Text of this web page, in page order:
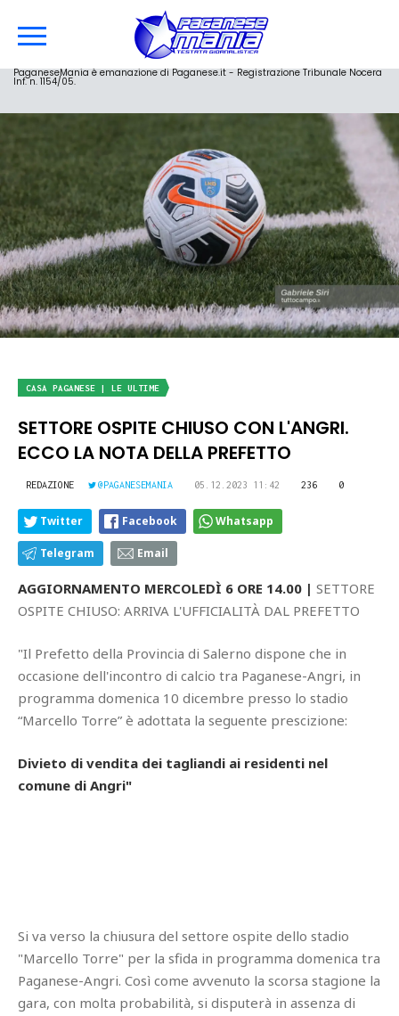
PaganeseMania è emanazione di Paganese.it - Registrazione Tribunale Nocera
Inf. n. 1154/05.
CASA PAGANESE | LE ULTIME
SETTORE OSPITE CHIUSO CON L'ANGRI.
ECCO LA NOTA DELLA PREFETTO
REDAZIONE @PAGANESEMANIA 05.12.2023 11:42 236 0
Twitter Facebook Whatsapp
Telegram Email
AGGIORNAMENTO MERCOLEDÌ 6 ORE 14.00 | SETTORE
OSPITE CHIUSO: ARRIVA L'UFFICIALITÀ DAL PREFETTO
"Il Prefetto della Provincia di Salerno dispone che in
occasione dell'incontro di calcio tra Paganese-Angri, in
programma domenica 10 dicembre presso lo stadio
“Marcello Torre” è adottata la seguente prescizione:
Divieto di vendita dei tagliandi ai residenti nel
comune di Angri"
Si va verso la chiusura del settore ospite dello stadio
"Marcello Torre" per la sfida in programma domenica tra
Paganese-Angri. Così come avvenuto la scorsa stagione la
gara, con molta probabilità, si disputerà in assenza di